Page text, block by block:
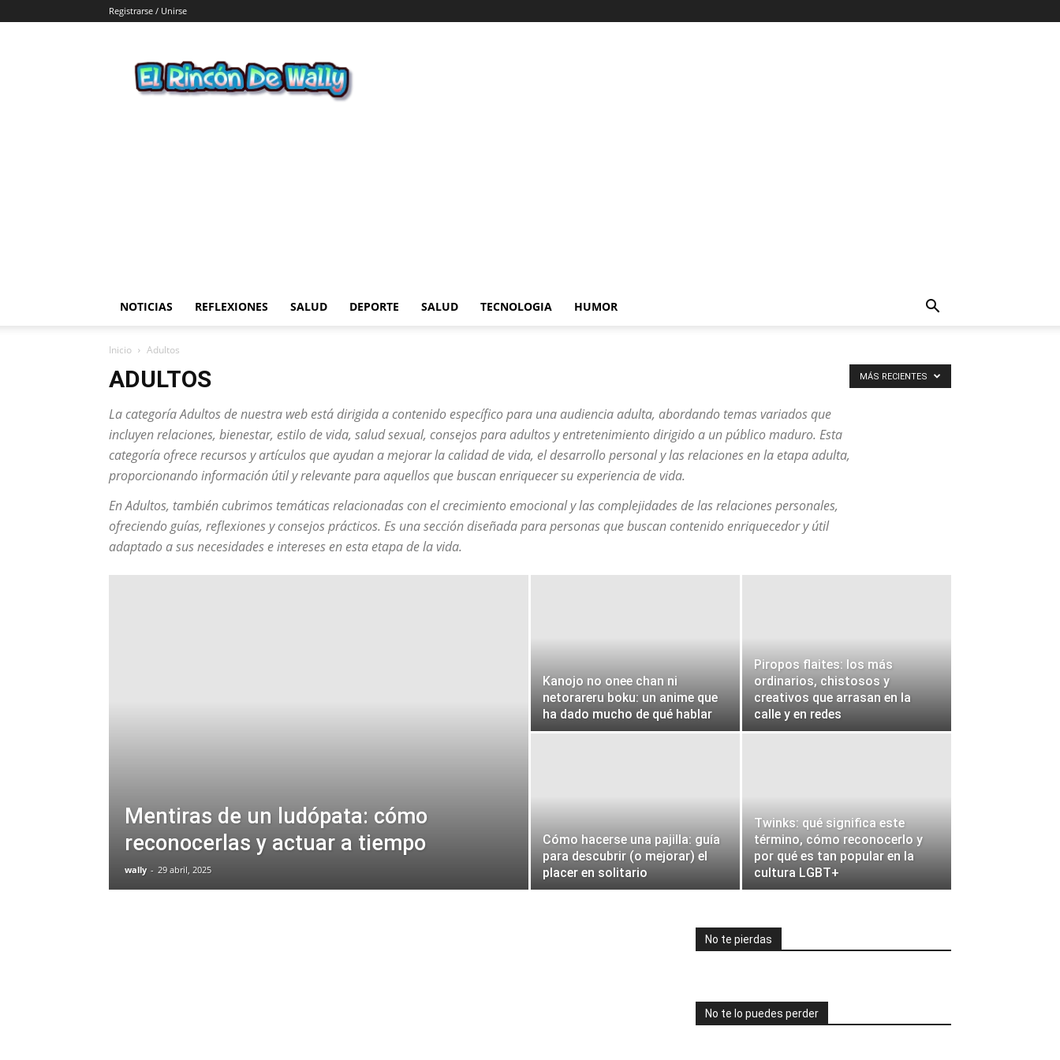
Registrarse / Unirse
Rincon
de
NOTICIAS REFLEXIONES SALUD DEPORTE SALUD TECNOLOGIA HUMOR
Inicio Adultos
ADULTOS
La categoríaAdultosde nuestra web está dirigida a contenido específico para una audiencia adulta, abordando temas variados que
incluyen relaciones, bienestar, estilo de vida, salud sexual, consejos para adultos y entretenimiento dirigido a un público maduro. Esta
categoría ofrece recursos y artículos que ayudan a mejorar la calidad de vida, el desarrollo personal y las relaciones en la etapa adulta,
proporcionando información útil y relevante para aquellos que buscan enriquecer su experiencia de vida.
EnAdultos, también cubrimos temáticas relacionadas con el crecimiento emocional y las complejidades de las relaciones personales,
ofreciendo guías, reflexiones y consejos prácticos. Es una sección diseñada para personas que buscan contenido enriquecedor y útil
adaptado a sus necesidades e intereses en esta etapa de la vida.
MÁS RECIENTES
Mentiras de un ludópata: cómo
reconocerlas y actuar a tiempo
wally - 29 abril, 2025
Kanojo no onee chan ni
netorareru boku: un anime que
ha dado mucho de qué hablar
Piropos flaites: los más
ordinarios, chistosos y
creativos que arrasan en la
calle y en redes
Cómo hacerse una pajilla: guía
para descubrir (o mejorar) el
placer en solitario
Twinks: qué significa este
término, cómo reconocerlo y
por qué es tan popular en la
cultura LGBT+
No te pierdas
No te lo puedes perder